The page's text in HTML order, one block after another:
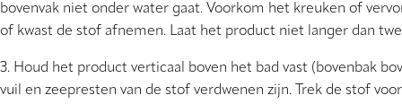
bovenvak niet onder water gaat. Voorkom het kreuken of
of kwast de stof afnemen. Laat het product niet langer dan
3. Houd het product verticaal boven het bad vast (bovenbak
vuil en zeepresten van de stof verdwenen zijn. Trek de stof